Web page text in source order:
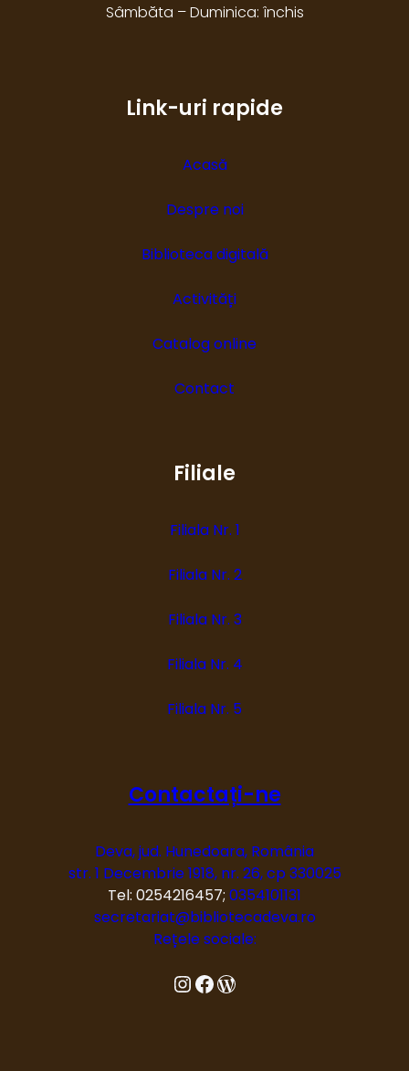
Sâmbăta – Duminica: închis
Link-uri rapide
Acasă
Despre noi
Biblioteca digitală
Activități
Catalog online
Contact
Filiale
Filiala Nr. 1
Filiala Nr. 2
Filiala Nr. 3
Filiala Nr. 4
Filiala Nr. 5
Contactați-ne
Deva, jud. Hunedoara, România
str. 1 Decembrie 1918, nr. 26, cp 330025
Tel: 0254216457; 0354101131
secretariat@bibliotecadeva.ro
Rețele sociale:
InstagramFacebook Blog